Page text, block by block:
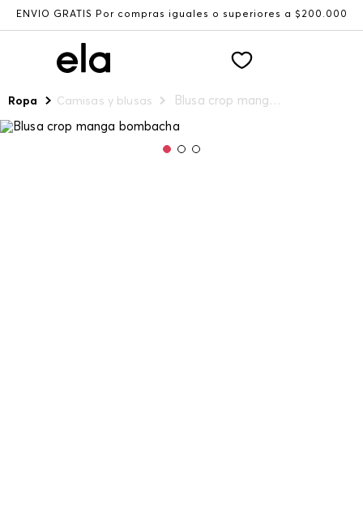
ENVÍO GRATIS Por compras iguales o superiores a $200.000
Ropa Camisas y blusas Blusa crop manga bombacha